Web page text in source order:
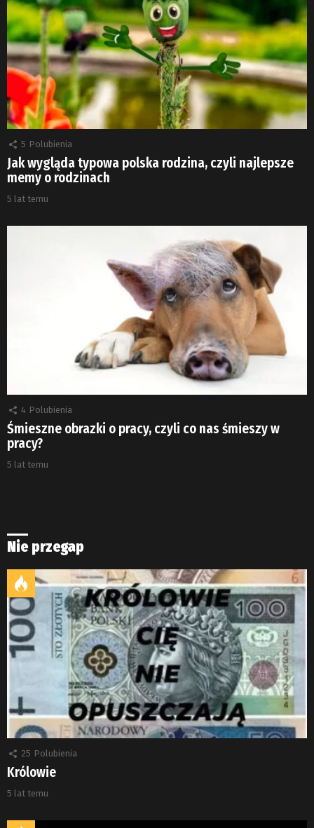
5 Polubienia
Jak wygląda typowa polska rodzina, czyli najlepsze
memy o rodzinach
5 lat temu
4 Polubienia
Śmieszne obrazki o pracy, czyli co nas śmieszy w
pracy?
5 lat temu
Nie przegap
25 Polubienia
Królowie
5 lat temu